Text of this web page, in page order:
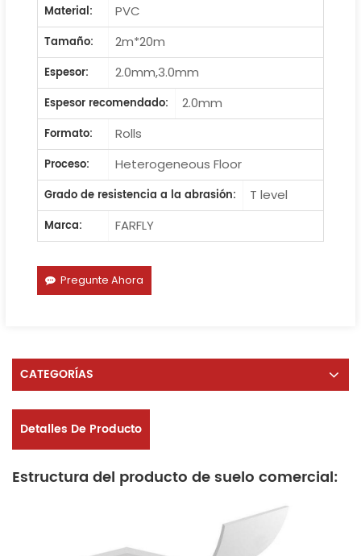
Material:
PVC
Tamaño:
2m*20m
Espesor:
2.0mm,3.0mm
Espesor recomendado:
2.0mm
Formato:
Rolls
Proceso:
Heterogeneous Floor
Grado de resistencia a la abrasión:
T level
Marca:
FARFLY
Pregunte Ahora
CATEGORÍAS
Detalles De Producto
Estructura del producto de suelo comercial: